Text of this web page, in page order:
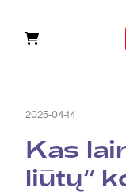
2025-04-14
Kas
liūtų“